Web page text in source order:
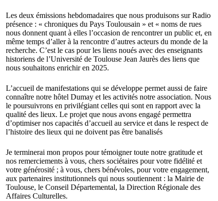
Les deux émissions hebdomadaires que nous produisons sur Radio
présence : « chroniques du Pays Toulousain » et « noms de rues
nous donnent quant à elles l’occasion de rencontrer un public et, en
même temps d’aller à la rencontre d’autres acteurs du monde de la
recherche. C’est le cas pour les liens noués avec des enseignants
historiens de l’Université de Toulouse Jean Jaurès des liens que
nous souhaitons enrichir en 2025.
L’accueil de manifestations qui se développe permet aussi de faire
connaître notre hôtel Dumay et les activités notre association. Nous
le poursuivrons en privilégiant celles qui sont en rapport avec la
qualité des lieux. Le projet que nous avons engagé permettra
d’optimiser nos capacités d’accueil au service et dans le respect de
l’histoire des lieux qui ne doivent pas être banalisés
Je terminerai mon propos pour témoigner toute notre gratitude et
nos remerciements à vous, chers sociétaires pour votre fidélité et
votre générosité ; à vous, chers bénévoles, pour votre engagement,
aux partenaires institutionnels qui nous soutiennent : la Mairie de
Toulouse, le Conseil Départemental, la Direction Régionale des
Affaires Culturelles.